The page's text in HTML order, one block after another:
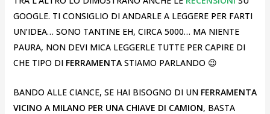
GOOGLE. TI CONSIGLIO DI ANDARLE A LEGGERE PER FARTI
UN’IDEA… SONO TANTINE EH, CIRCA 5000… MA NIENTE
PAURA, NON DEVI MICA LEGGERLE TUTTE PER CAPIRE DI
CHE TIPO DI FERRAMENTA STIAMO PARLANDO 😉
BANDO ALLE CIANCE, SE HAI BISOGNO DI UN FERRAMENTA
VICINO A MILANO PER UNA CHIAVE DI CAMION, BASTA